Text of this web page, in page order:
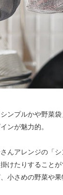
ンプルかや野菜
ンが魅力的。
んアレンジの「
けたりすることが
小さめの野菜や